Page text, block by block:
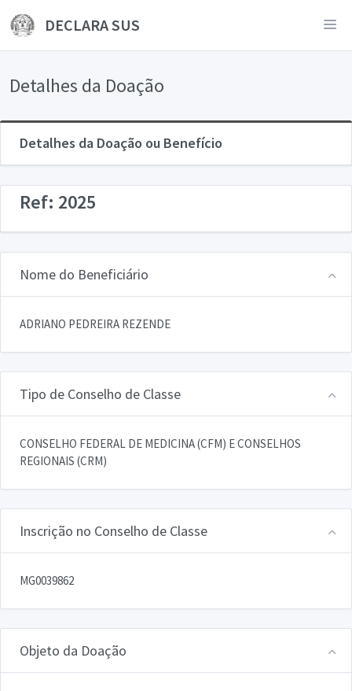
DECLARA SUS
Detalhes da Doação
Detalhes da Doação ou Benefício
Ref: 2025
Nome do Beneficiário
ADRIANO PEDREIRA REZENDE
Tipo de Conselho de Classe
CONSELHO FEDERAL DE MEDICINA (CFM) E CONSELHOS
REGIONAIS (CRM)
Inscrição no Conselho de Classe
MG0039862
Objeto da Doação